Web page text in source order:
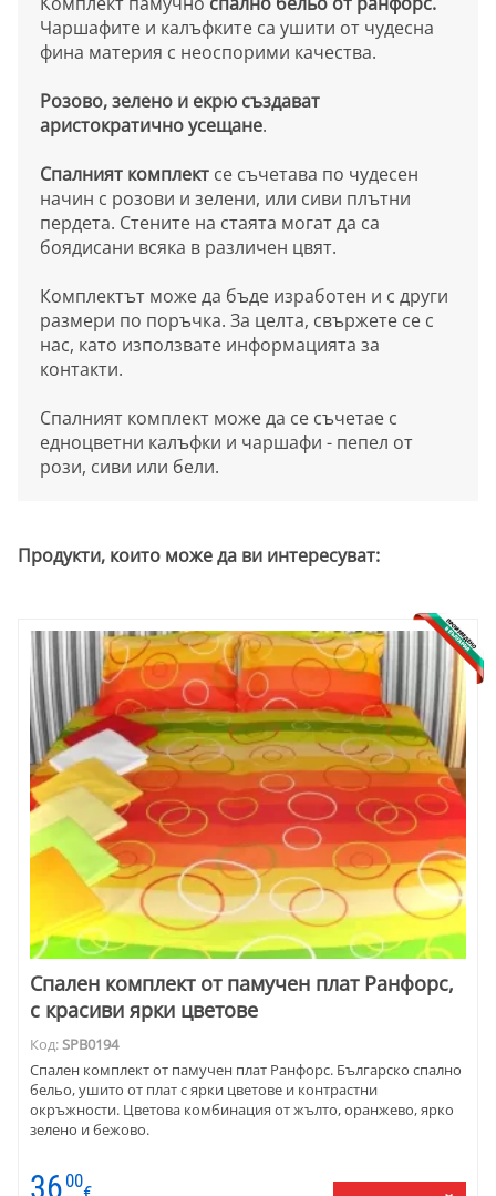
Чаршафите и калъфките са ушити от чудесна
фина материя с неоспорими качества.
Розово, зелено и екрю създават
аристократично усещане.
Спалният комплект се съчетава по чудесен
начин с розови и зелени, или сиви плътни
пердета. Стените на стаята могат да са
боядисани всяка в различен цвят.
Комплектът може да бъде изработен и с други
размери по поръчка. За целта, свържете се с
нас, като използвате информацията за
контакти.
Спалният комплект може да се съчетае с
едноцветни калъфки и чаршафи - пепел от
рози, сиви или бели.
Продукти, които може да ви интересуват:
Спален комплект от памучен плат Ранфорс,
с красиви ярки цветове
Код:SPB0194
Спален комплект от памучен плат Ранфорс. Българско спално
бельо, ушито от плат с ярки цветове и контрастни
окръжности. Цветова комбинация от жълто, оранжево, ярко
зелено и бежово.
36 00